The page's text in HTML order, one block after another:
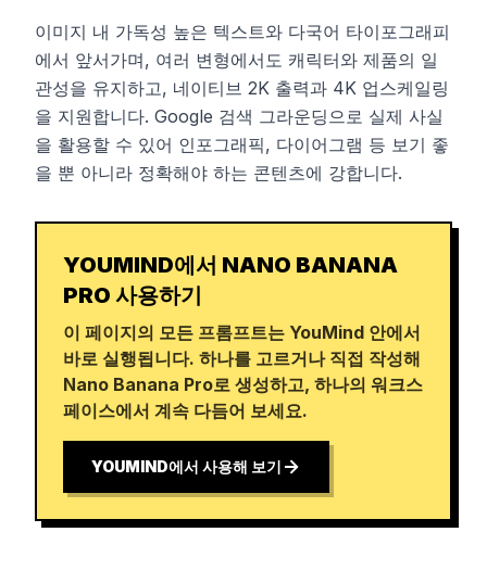
이미지 내 가독성 높은 텍스트와 다국어 타이포그래피
에서 앞서가며, 여러 변형에서도 캐릭터와 제품의 일
관성을 유지하고, 네이티브 2K 출력과 4K 업스케일링
을 지원합니다. Google 검색 그라운딩으로 실제 사실
을 활용할 수 있어 인포그래픽, 다이어그램 등 보기 좋
을 뿐 아니라 정확해야 하는 콘텐츠에 강합니다.
YOUMIND에서 NANO BANANA
PRO 사용하기
이 페이지의 모든 프롬프트는 YouMind 안에서
바로 실행됩니다. 하나를 고르거나 직접 작성해
Nano Banana Pro로 생성하고, 하나의 워크스
페이스에서 계속 다듬어 보세요.
YOUMIND에서 사용해 보기